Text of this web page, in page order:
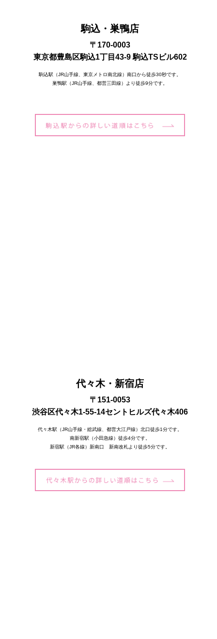
駒込・巣鴨店
〒170-0003
東京都豊島区駒込1丁目43-9 駒込TSビル602
駒込駅（JR山手線、東京メトロ南北線）南口から徒歩30秒です。
巣鴨駅（JR山手線、都営三田線）より徒歩9分です。
代々木・新宿店
〒151-0053
渋谷区代々木1-55-14セントヒルズ代々木406
代々木駅（JR山手線・総武線、都営大江戸線）北口徒歩1分です。
南新宿駅（小田急線）徒歩4分です。
新宿駅（JR各線）新南口 新南改札より徒歩5分です。